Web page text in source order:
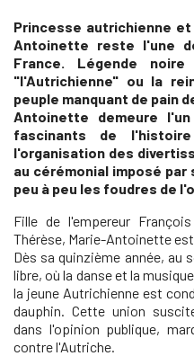
Princesse autrichienne
Antoinette reste l'une
France. Légende
"l'Autrichienne" ou la
peuple manquant de pain
Antoinette demeure
fascinants de
l'organisation des
au cérémonial imposé
peu à peu les foudres de
Fille de l'empereur
Thérèse, Marie-Antoinette est
Dès sa quinzième année, au
libre, où la danse et la
la jeune Autrichienne est
dauphin. Cette union
dans l'opinion publique,
contre l'Autriche.